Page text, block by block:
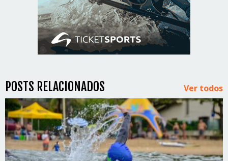
POSTS RELACIONADOS Ver todos